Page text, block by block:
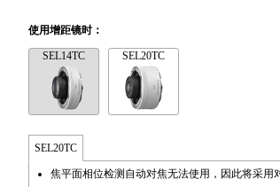
使用增距镜时：
SEL14TC SEL20TC
SEL20TC
焦平面相位检测自动对焦无法使用，因此将采用